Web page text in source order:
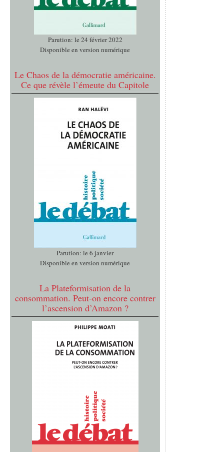
Parution: le 24 février 2022
Disponible en version numérique
Le Chaos de la démocratie américaine.
Ce que révèle l’émeute du Capitole
Parution: le 6 janvier
Disponible en version numérique
La Plateformisation de la
consommation. Peut-on encore contrer
l’ascension d’Amazon ?